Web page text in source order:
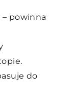
– powinna
do